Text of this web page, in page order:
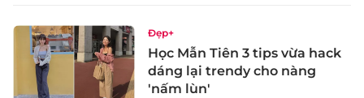
Đẹp+
Học Mẫn Tiên 3 tips vừa hack
dáng lại trendy cho nàng
'nấm lùn'